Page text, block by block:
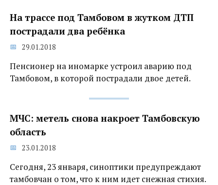
На трассе под Тамбовом в жутком ДТП
пострадали два ребёнка
29.01.2018
Пенсионер на иномарке устроил аварию под
Тамбовом, в которой пострадали двое детей.
МЧС: метель снова накроет Тамбовскую
область
23.01.2018
Сегодня, 23 января, синоптики предупреждают
тамбовчан о том, что к ним идет снежная стихия.